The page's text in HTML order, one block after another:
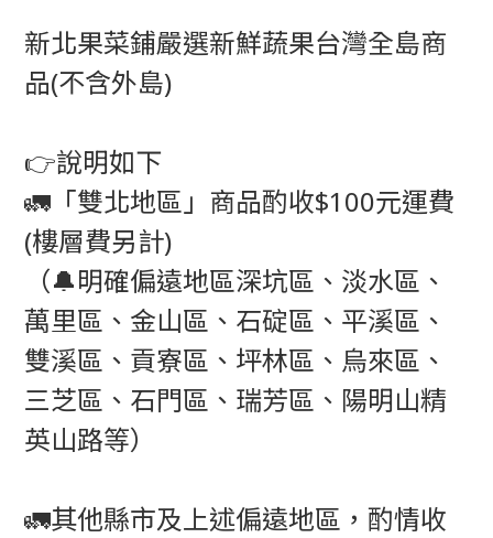
新北果菜鋪嚴選新鮮蔬果台灣全島商
品(不含外島)
👉說明如下
🚛「雙北地區」商品酌收$100元運費
(樓層費另計)
（🔔明確偏遠地區深坑區、淡水區、
萬里區、金山區、石碇區、平溪區、
雙溪區、貢寮區、坪林區、烏來區、
三芝區、石門區、瑞芳區、陽明山精
英山路等）
🚛其他縣市及上述偏遠地區，酌情收